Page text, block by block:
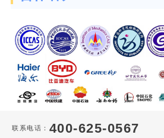
联系电话： 400-625-0567